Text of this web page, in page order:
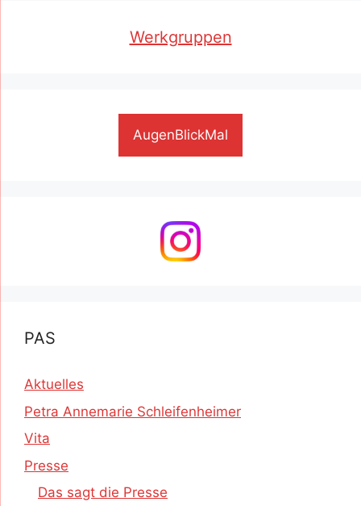
Werkgruppen
AugenBlickMal
PAS
Aktuelles
Petra Annemarie Schleifenheimer
Vita
Presse
Das sagt die Presse